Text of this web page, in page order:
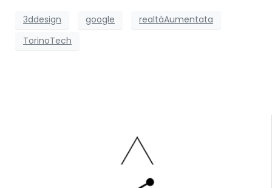
3ddesign google
realtàAumentata
TorinoTech